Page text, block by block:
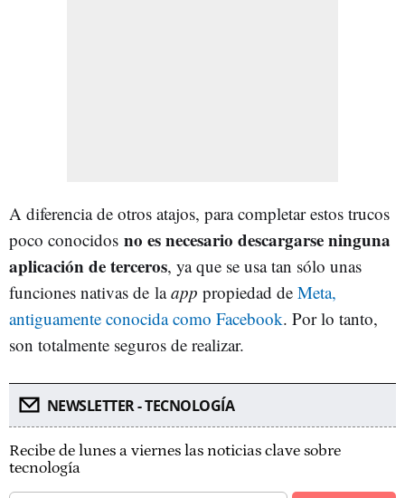
A diferencia de otros atajos, para completar estos trucos
poco conocidos no es necesario descargarse ninguna
aplicación de terceros, ya que se usa tan sólo unas
funciones nativas de laapp propiedad de Meta,
antiguamente conocida como Facebook. Por lo tanto,
son totalmente seguros de realizar.
NEWSLETTER - TECNOLOGÍA
Recibe de lunes a viernes las noticias clave sobre
tecnología